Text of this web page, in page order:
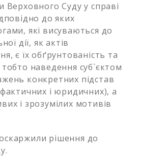
Верховного Суду у справі
до яких
які висуваються до
дії, як актів
є їх обґрунтованість та
наведення суб`єктом
конкретних підстав
і юридичних), а
і зрозумілих мотивів
рішення до